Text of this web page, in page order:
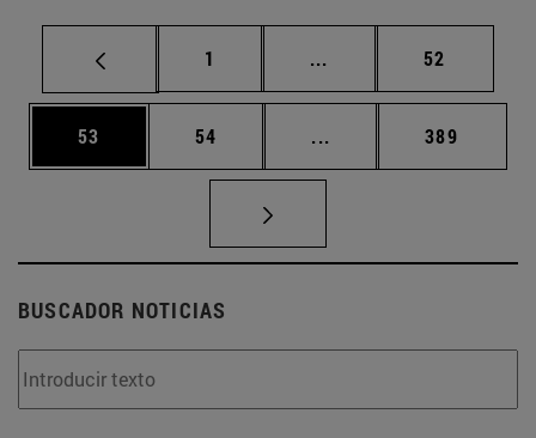
Página
1 ... Páginas intermedias
Página
52
Página
53 Página
54 ... Páginas intermedias
Página
389
BUSCADOR NOTICIAS